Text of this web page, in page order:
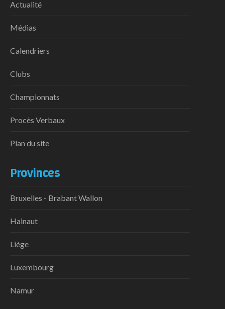
Actualité
Médias
Calendriers
Clubs
Championnats
Procès Verbaux
Plan du site
Provinces
Bruxelles - Brabant Wallon
Hainaut
Liège
Luxembourg
Namur